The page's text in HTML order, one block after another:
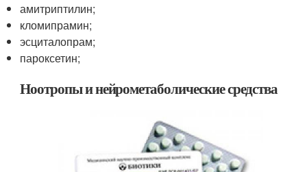
амитриптилин;
кломипрамин;
эсциталопрам;
пароксетин;
Ноотропы и нейрометаболические средства